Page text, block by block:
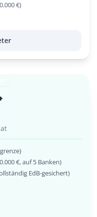
€)
€, auf 5 Banken)
EdB-gesichert)